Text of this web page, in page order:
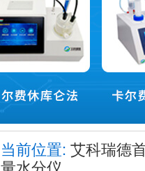
当前位置: 艾科瑞德
量水分仪